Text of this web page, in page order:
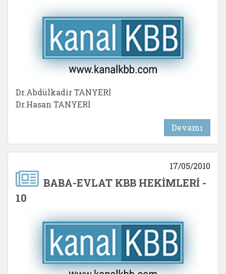
Dr.Abdülkadir TANYERİ
Dr.Hasan TANYERİ
Devamı
17/05/2010
BABA-EVLAT KBB HEKİMLERİ -
10